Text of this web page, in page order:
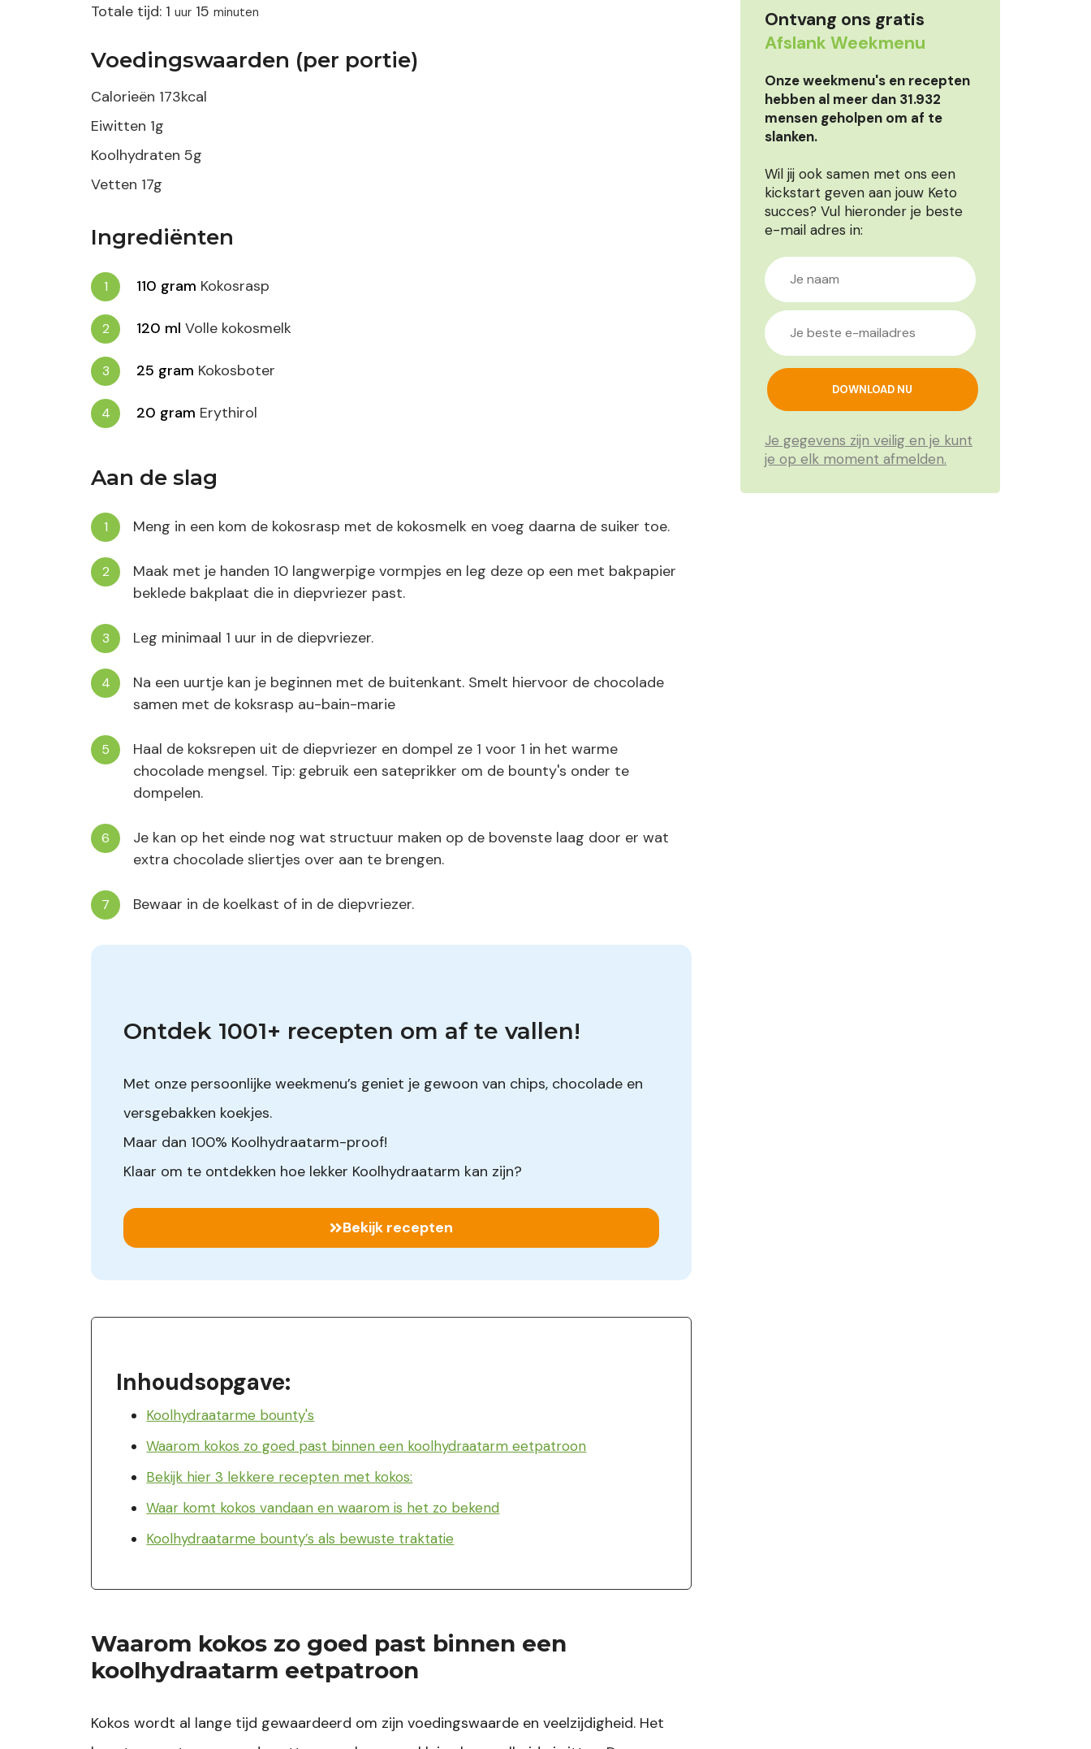
Totale tijd: 1 uur
uur 15 minuten
minuten
Voedingswaarden (per portie)
Calorieën 173kcal
Eiwitten 1g
Koolhydraten 5g
Vetten 17g
Ingrediënten
110 gram Kokosrasp
120 ml Volle kokosmelk
25 gram Kokosboter
20 gram Erythirol
Aan de slag
Meng in een kom de kokosrasp met de kokosmelk en voeg daarna de suiker toe.
Maak met je handen 10 langwerpige vormpjes en leg deze op een met bakpapier
beklede bakplaat die in diepvriezer past.
Leg minimaal 1 uur in de diepvriezer.
Na een uurtje kan je beginnen met de buitenkant. Smelt hiervoor de chocolade
samen met de koksrasp au-bain-marie
Haal de koksrepen uit de diepvriezer en dompel ze 1 voor 1 in het warme
chocolade mengsel. Tip: gebruik een sateprikker om de bounty's onder te
dompelen.
Je kan op het einde nog wat structuur maken op de bovenste laag door er wat
extra chocolade sliertjes over aan te brengen.
Bewaar in de koelkast of in de diepvriezer.
Ontdek 1001+ recepten om af te vallen!
Met onze persoonlijke weekmenu’s geniet je gewoon van chips, chocolade en
versgebakken koekjes.
Maar dan 100% Koolhydraatarm-proof!
Klaar om te ontdekken hoe lekker Koolhydraatarm kan zijn?
Bekijk recepten
Inhoudsopgave:
Koolhydraatarme bounty's
Waarom kokos zo goed past binnen een koolhydraatarm eetpatroon
Bekijk hier 3 lekkere recepten met kokos:
Waar komt kokos vandaan en waarom is het zo bekend
Koolhydraatarme bounty’s als bewuste traktatie
Waarom kokos zo goed past binnen een
koolhydraatarm eetpatroon
Kokos wordt al lange tijd gewaardeerd om zijn voedingswaarde en veelzijdigheid. Het
Ontvang ons gratis
Afslank Weekmenu
Onze weekmenu's en recepten
hebben al meer dan 31.932
mensen geholpen om af te
slanken.
Wil jij ook samen met ons een
kickstart geven aan jouw Keto
succes? Vul hieronder je beste
e-mail adres in:
Je gegevens zijn veilig en je kunt
je op elk moment afmelden.